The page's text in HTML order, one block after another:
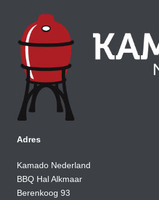
Adres
Kamado Nederland
BBQ Hal Alkmaar
Berenkoog 93